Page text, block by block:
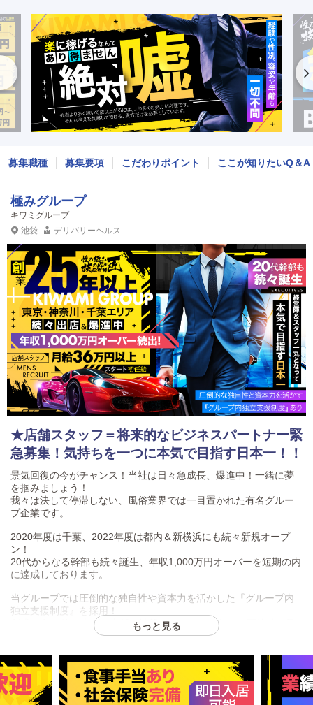
募集職種 募集要項 こだわりポイント ここが知りたいQ＆A
極みグループ
キワミグループ
池袋
デリバリーヘルス
★店舗スタッフ＝将来的なビジネスパートナー緊
急募集！気持ちを一つに本気で目指す日本一！！
景気回復の今がチャンス！当社は日々急成長、爆進中！一緒に夢
を掴みましょう！
我々は決して停滞しない、風俗業界では一目置かれた有名グルー
プ企業です。
2020年度は千葉、2022年度は都内＆新横浜にも続々新規オープ
ン！
20代からなる幹部も続々誕生、年収1,000万円オーバーを短期の内
に達成しております。
当グループでは圧倒的な独自性や資本力を活かした『グループ内
独立支援制度』を採用！
創業25年で築き上げた本部の地盤をベースに、各々の可能性を最
大限に引き出し、計画＆実行しております。
組織の運営理念と目標は「経営陣＆スタッフ一丸となって皆で勝
利！本気で目指せ日本一！！」です。
今後更なる企業発展のため、新しい力【貴方の力】を今求めてお
ります。
もっと見る